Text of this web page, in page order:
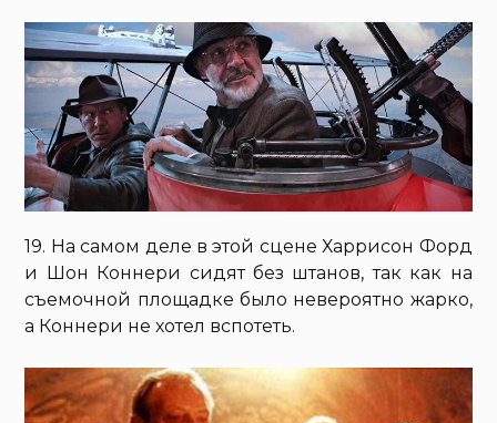
19. На самом деле в этой сцене Харрисон Форд
и Шон Коннери сидят без штанов, так как на
съемочной площадке было невероятно жарко,
а Коннери не хотел вспотеть.